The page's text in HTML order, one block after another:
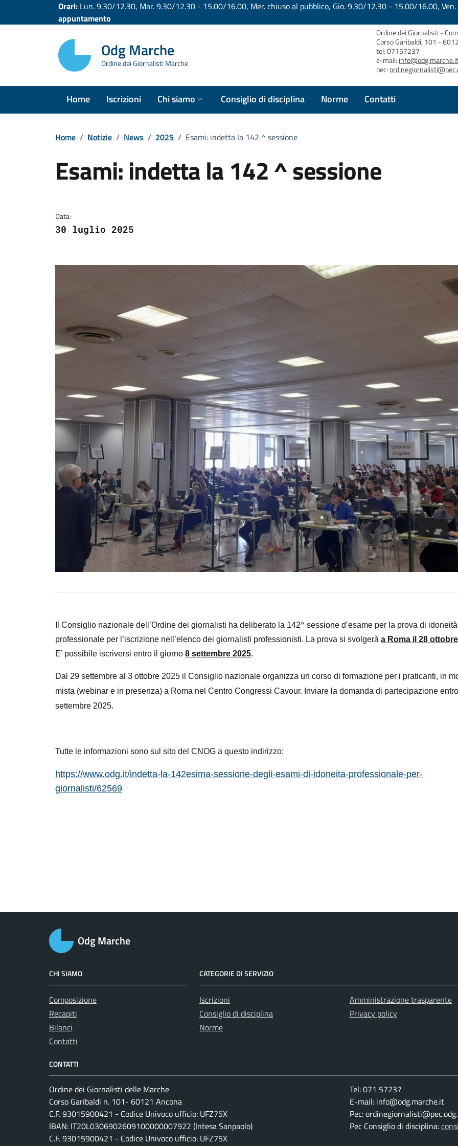
Orari: Lun. 9.30/12.30, Mar. 9.30/12.30 - 15.00/16.00, Mer. chiuso al pubblico, Gio. 9.30/12.30 - 15.00/16.00,
appuntamento
Odg Marche
Ordine dei Giornalisti Marche
Ordine dei Giornalisti -
Corso Garibaldi, 101 -
tel: 07157237
e-mail:
pec:
Home Iscrizioni Chi siamo Consiglio di disciplina Norme Contatti
Home / Notizie / News / 2025 / Esami: indetta la 142 ^ sessione
Esami: indetta la 142 ^ sessione
Data:
30 luglio 2025
Il Consiglio nazionale dell’Ordine dei giornalisti ha deliberato la 142^ sessione d’esame per la prova di idoneità
professionale per l’iscrizione nell’elenco dei giornalisti professionisti. La prova si svolgerà a Roma il 28
E’ possibile iscriversi entro il giorno 8 settembre 2025.
Dal 29 settembre al 3 ottobre 2025 il Consiglio nazionale organizza un corso di formazione per i praticanti, in
mista (webinar e in presenza) a Roma nel Centro Congressi Cavour. Inviare la domanda di partecipazione
settembre 2025.
Tutte le informazioni sono sul sito del CNOG a questo indirizzo:
https://www.odg.it/indetta-la-142esima-sessione-degli-esami-di-idoneita-professionale-per-
giornalisti/62569
Odg Marche
CHI SIAMO
Composizione
Recapiti
Bilanci
Contatti
CATEGORIE DI SERVIZIO
Iscrizioni
Consiglio di disciplina
Norme
Amministrazione trasparente
Privacy policy
CONTATTI
Ordine dei Giornalisti delle Marche
Corso Garibaldi n. 101- 60121 Ancona
C.F. 93015900421 - Codice Univoco ufficio: UFZ75X
IBAN: IT20L0306902609100000007922 (Intesa Sanpaolo)
C.F. 93015900421 - Codice Univoco ufficio: UFZ75X
Tel: 071 57237
E-mail: info@odg.marche.it
Pec:
Pec Consiglio di disciplina: